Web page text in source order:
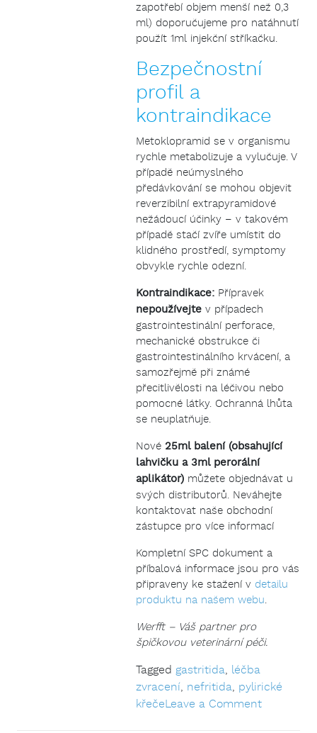
zapotřebí objem menší než 0,3
ml) doporučujeme pro natáhnutí
použít 1ml injekční stříkačku.
Bezpečnostní
profil a
kontraindikace
Metoklopramid se v organismu
rychle metabolizuje a vylučuje. V
případě neúmyslného
předávkování se mohou objevit
reverzibilní extrapyramidové
nežádoucí účinky – v takovém
případě stačí zvíře umístit do
klidného prostředí, symptomy
obvykle rychle odezní.
Kontraindikace: Přípravek
nepoužívejte v případech
gastrointestinální perforace,
mechanické obstrukce či
gastrointestinálního krvácení, a
samozřejmě při známé
přecitlivělosti na léčivou nebo
pomocné látky. Ochranná lhůta
se neuplatňuje.
Nové 25ml balení (obsahující
lahvičku a 3ml perorální
aplikátor) můžete objednávat u
svých distributorů. Neváhejte
kontaktovat naše obchodní
zástupce pro více informací
Kompletní SPC dokument a
příbalová informace jsou pro vás
připraveny ke stažení v detailu
produktu na našem webu.
Werfft – Váš partner pro
špičkovou veterinární péči.
Tagged gastritida, léčba
zvracení, nefritida, pylirické
křečeLeave a Commenton